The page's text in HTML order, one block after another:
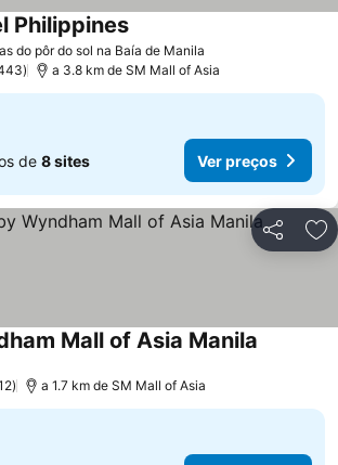
do pôr do sol na Baía de Manila
Philippines
a 3.8 km de SM Mall of Asia
de 8 sites Ver preços
Partilhar
Mall of Asia Manila
a 1.7 km de SM Mall of Asia